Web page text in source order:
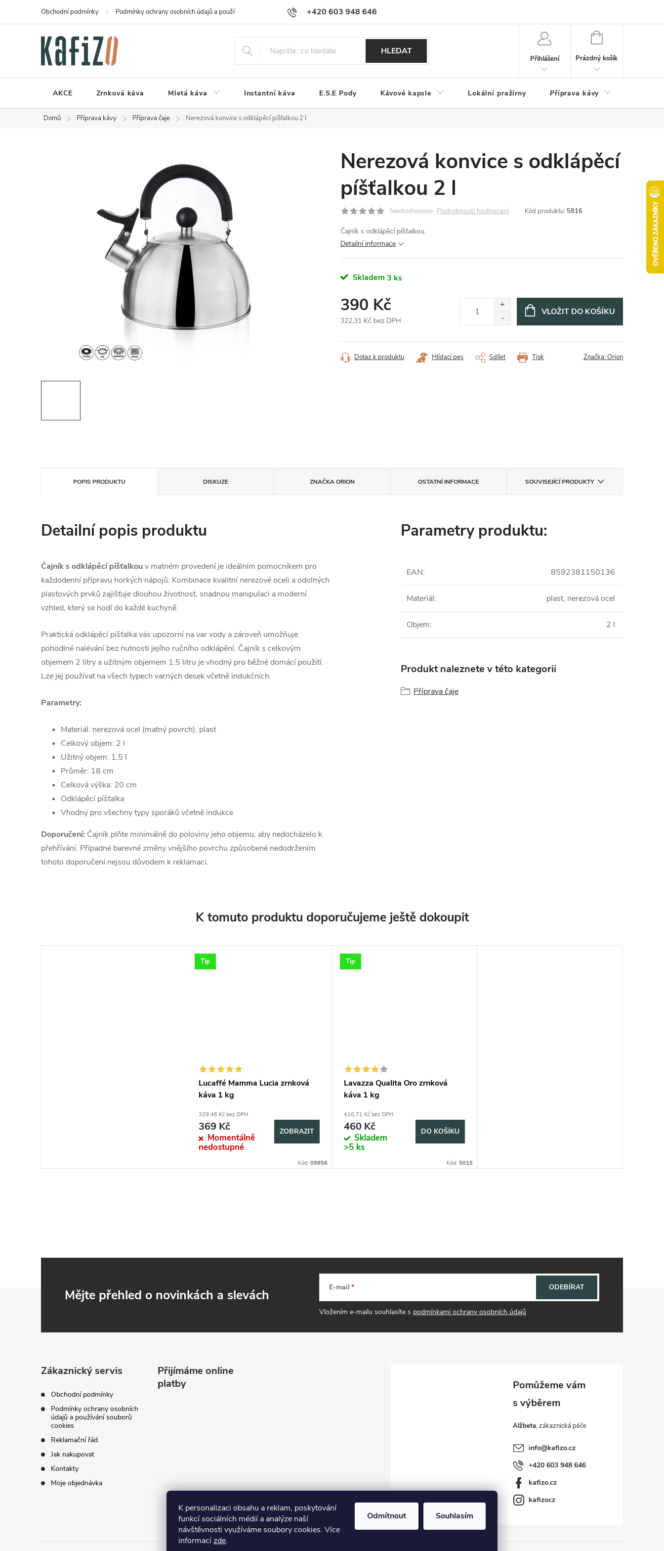
K personalizaci obsahu a reklam, poskytování
funkcí sociálních médií a analýze naší
návštěvnosti využíváme soubory cookies. Více
informacízde.
Odmítnout Souhlasím
+420 603 948 646
Obchodní podmínky Podmínky ochrany osobních údajů a používání souborů cookies Reklamační řád Jak nakupovat
HLEDAT
Přihlášení
NÁKUPNÍ
Prázdný košík
AKCE Zrnková káva Mletá káva Instantní káva E.S.E Pody Kávové kapsle Lokální pražírny Příprava kávy
Domů Příprava kávy Příprava čaje Nerezová konvice s odklápěcí píšťalkou 2 l
Nerezová konvice s odklápěcí
píšťalkou 2 l
Neohodnoceno Podrobnosti hodnocení Kód produktu: 5816
Čajník s odklápěcí píšťalkou.
Detailní informace
Skladem 3 ks
390 Kč
322,31 Kč bez DPH
cena:
VLOŽIT DO KOŠÍKU
Tisk
Dotaz k produktu Hlídací pes Sdílet Značka:Orion
POPIS PRODUKTU DISKUZE ZNAČKAORION OSTATNÍ INFORMACE SOUVISEJÍCÍ PRODUKTY
Detailní popis produktu
Čajník s odklápěcí píšťalkouv matném provedení je ideálním pomocníkem pro
každodenní přípravu horkých nápojů. Kombinace kvalitní nerezové oceli a odolných
plastových prvků zajišťuje dlouhou životnost, snadnou manipulaci a moderní
vzhled, který se hodí do každé kuchyně.
Praktická odklápěcí píšťalka vás upozorní na var vody a zároveň umožňuje
pohodlné nalévání bez nutnosti jejího ručního odklápění. Čajník s celkovým
objemem 2 litry a užitným objemem 1,5 litru je vhodný pro běžné domácí použití.
Lze jej používat na všech typech varných desek včetně indukčních.
Parametry:
Materiál: nerezová ocel (matný povrch), plast
Celkový objem: 2 l
Užitný objem: 1,5 l
Průměr: 18 cm
Celková výška: 20 cm
Odklápěcí píšťalka
Vhodný pro všechny typy sporáků včetně indukce
Doporučení: Čajník plňte minimálně do poloviny jeho objemu, aby nedocházelo k
přehřívání. Případné barevné změny vnějšího povrchu způsobené nedodržením
tohoto doporučení nejsou důvodem k reklamaci.
Parametry produktu:
EAN: 8592381150136
Materiál: plast, nerezová ocel
Objem: 2 l
Produkt naleznete v této kategorii
Příprava čaje
K tomuto produktu doporučujeme ještě dokoupit
Tip
Lucaffé Mamma Lucia zrnková
káva 1 kg
329,46 Kč bez DPH
369 Kč
Momentálně
nedostupné
ZOBRAZIT
Kód: 09856
Tip
Lavazza Qualita Oro zrnková
káva 1 kg
410,71 Kč bez DPH
460 Kč
Skladem
>5 ks
DO KOŠÍKU
Kód: 5015
Mějte přehled o novinkách a slevách E-mail
Vložením e-mailu souhlasíte s podmínkami ochrany osobních údajů
ODEBÍRAT
Zákaznický servis
Obchodní podmínky
Podmínky ochrany osobních
údajů a používání souborů
cookies
Reklamační řád
Jak nakupovat
Kontakty
Moje objednávka
Přijímáme online
platby
Alžbeta
info@kafizo.cz
+420 603 948 646
kafizo.cz
kafizocz